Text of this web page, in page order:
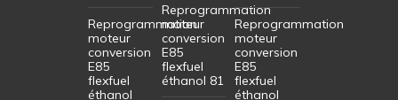
Reprogrammation
moteur
conversion
E85
flexfuel
éthanol
Reprogrammation
moteur
conversion
E85
flexfuel
éthanol 81
Reprogrammation
moteur
conversion
E85
flexfuel
éthanol